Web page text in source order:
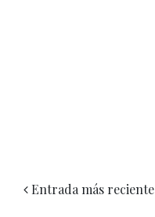
Entrada más reciente